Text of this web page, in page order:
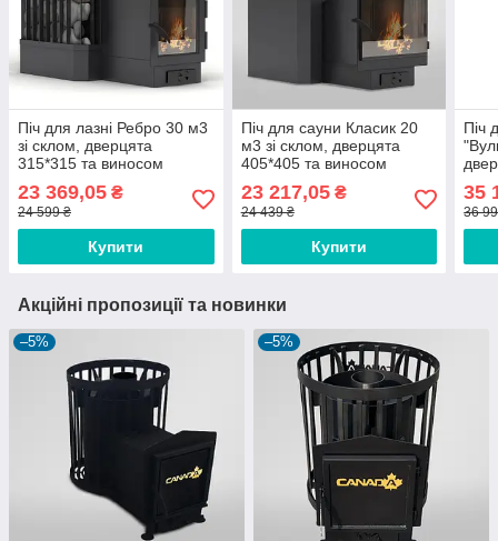
Піч для лазні Ребро 30 м3
зі склом, дверцята
315*315 та виносом
23 369,05 ₴
24 599 ₴
Купити
Піч для сауни Класик 20
м3 зі склом, дверцята
405*405 та виносом
23 217,05₴
24 439 ₴
Купити
Піч
35
36
Акційні пропозиції та новинки
–5% –5%